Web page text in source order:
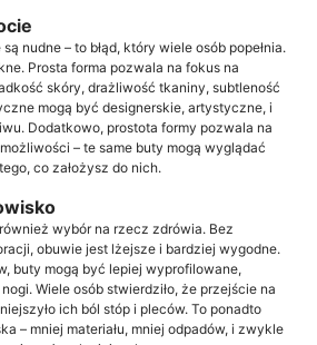
nudne – to błąd, który wiele osób popełnia.
Prosta forma pozwala na fokus na
skóry, drażliwość tkaniny, subtleność
mogą być designerskie, artystyczne, i
Dodatkowo, prostota formy pozwala na
– te same buty mogą wyglądać
co założysz do nich.
wybór na rzecz zdrówia. Bez
obuwie jest lżejsze i bardziej wygodne.
buty mogą być lepiej wyprofilowane,
Wiele osób stwierdziło, że przejście na
ich ból stóp i pleców. To ponadto
– mniej materiału, mniej odpadów, i zwykle